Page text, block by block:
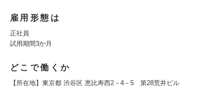
雇用形態は
正社員
試用期間3か月
どこで働くか
【所在地】東京都 渋谷区 恵比寿西2－4－5 第28荒井ビル